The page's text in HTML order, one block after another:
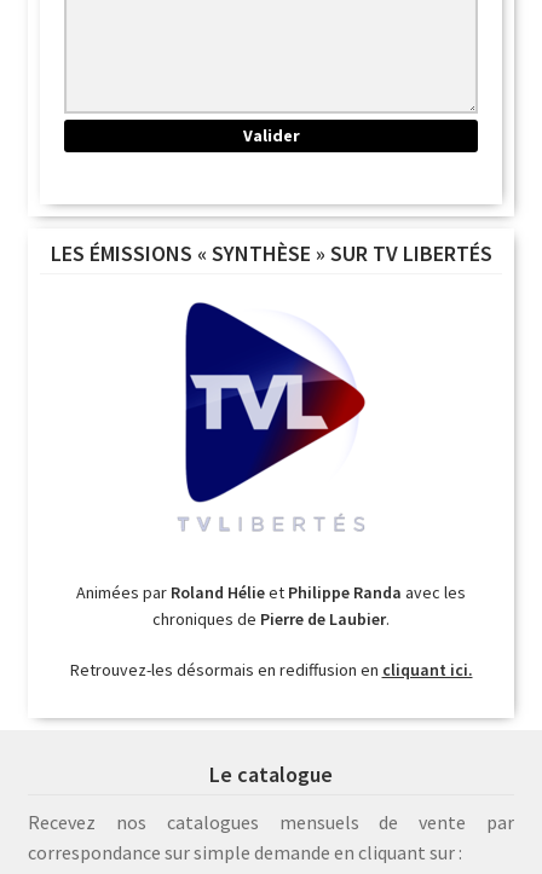
LES ÉMISSIONS « SYNTHÈSE » SUR TV LIBERTÉS
Animées par Roland Hélieet Philippe Randa avec les
chroniques de Pierre de Laubier.
Retrouvez-les désormais en rediffusion en cliquant ici.
Le catalogue
Recevez nos catalogues mensuels de vente par
correspondance sur simple demande en cliquant sur :